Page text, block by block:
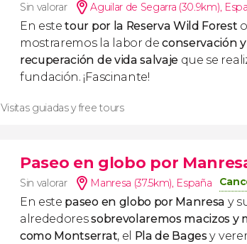
Sin valorar Aguilar de Segarra (30.9km),
En estetour por la Reserva Wild Forest
mostraremos la labor deconservación y
recuperación de vida salvaje que se
fundación. ¡Fascinante!
Visitas guiadas y free tours
Paseo en globo por
Sin valorar Manresa (37.5km), España
En este paseo en globo por Manresa y
alrededoressobrevolaremos macizos y
como Montserrat, el Pla de Bagesy